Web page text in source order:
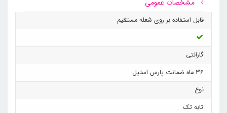
مشخصات عمومی
قابل استفاده بر روی شعله مستقیم
گارانتی
36 ماه ضمانت پارس استیل
نوع
تابه تک